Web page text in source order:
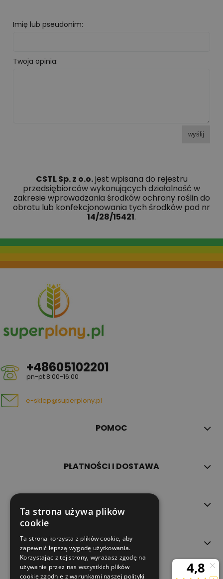
Imię lub pseudonim:
Twoja opinia:
wyślij
CSTL Sp. z o.o.jest wpisana do rejestru
przedsiębiorców wykonujących działalność w
zakresie wprowadzania środków ochrony roślin do
obrotu lub konfekcjonowania tych środków pod nr
14/28/15421.
+48605102201
pn-pt 8:00-16:00
e-sklep@superplony.pl
POMOC
PŁATNOŚCI I DOSTAWA
O NAS
Ta strona używa plików
cookie
Ta strona korzysta z plików cookie, aby
zapewnić lepszą wygodę użytkowania.
Korzystając z tej strony, wyrażasz zgodę na
używanie przez nas wszystkich plików
cookie zgodnie z warunkami naszej polityki